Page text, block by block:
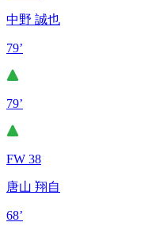
中野 誠也
79’
79’
FW 38
唐山 翔自
68’